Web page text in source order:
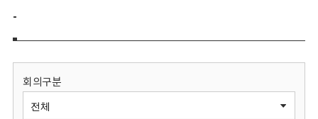
보
-
회의구분